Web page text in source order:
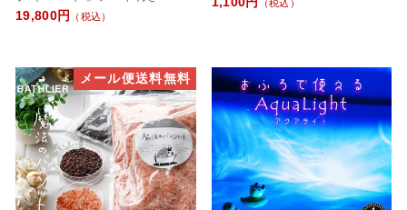
19,800円
（税込）
（税込）
メール便送料無料